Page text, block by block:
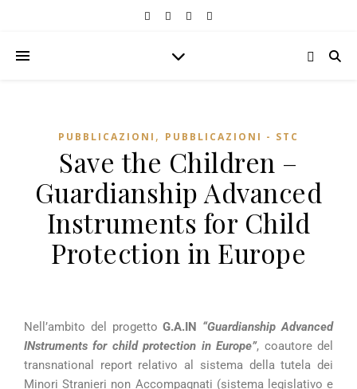
PUBBLICAZIONI , PUBBLICAZIONI - STC
Save the Children –
Guardianship Advanced
Instruments for Child
Protection in Europe
Nell’ambito del progettoG.A.IN “Guardianship Advanced
INstruments for child protection in Europe”, coautore del
transnational report relativo al sistema della tutela dei
Minori Stranieri non Accompagnati (sistema legislativo e